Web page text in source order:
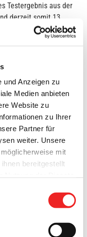
und Anzeigen zu
Medien anbieten
Website zu
zu Ihrer
Partner für
weiter. Unsere
mit
bereitgestellt
gesetzt.
Testergebnis aus der
derzeit somit 13